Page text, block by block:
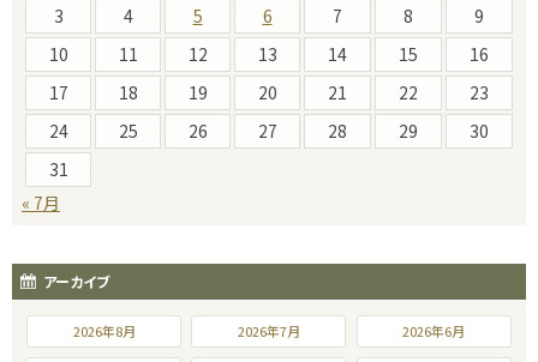
3
4 5 6 7 8
9
10
11 12 13 14 15
16
17
18 19 20 21 22
23
24
25 26 27 28 29
30
31
« 7月
アーカイブ
2026年8月 2026年7月 2026年6月